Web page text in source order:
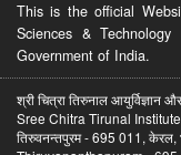
This is the official
Sciences &
Government of India.
श्री चित्रा तिरुनाल आयुर्विज्ञान
Sree Chitra Tirunal
तिरुवनन्तपुरम - 695 011, केरल,